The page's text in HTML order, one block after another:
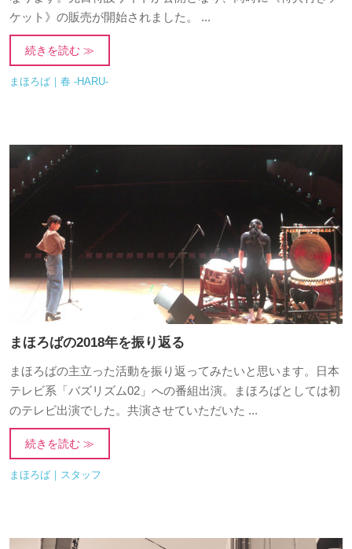
ケット》の販売が開始されました。 ...
続きを読む ≫
まほろば｜春 -HARU-
まほろばの2018年を振り返る
まほろばの主立った活動を振り返ってみたいと思います。日本
テレビ系「バズリズム02」への番組出演。まほろばとしては初
のテレビ出演でした。共演させていただいた ...
続きを読む ≫
まほろば｜スタッフ